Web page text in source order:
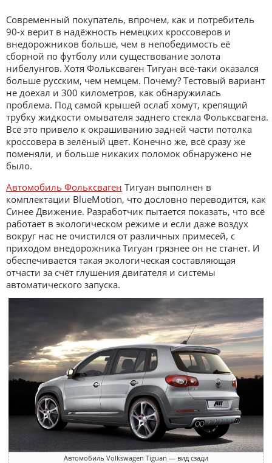
Современный покупатель, впрочем, как и потребитель
90-х верит в надёжность немецких кроссоверов и
внедорожников больше, чем в непобедимость её
сборной по футболу или существование золота
нибелунгов. Хотя Фольксваген Тигуан всё-таки оказался
больше русским, чем немцем. Почему? Тестовый вариант
не доехал и 300 километров, как обнаружилась
проблема. Под самой крышей ослаб хомут, крепящий
трубку жидкости омывателя заднего стекла Фольксвагена.
Всё это привело к окрашиванию задней части потолка
кроссовера в зелёный цвет. Конечно же, всё сразу же
поменяли, и больше никаких поломок обнаружено не
было.
Автомобиль Фольксваген Тигуан выполнен в
комплектации BlueMotion, что дословно переводится, как
Синее Движение. Разработчик пытается показать, что всё
работает в экологическом режиме и если даже воздух
вокруг нас не очистился от различных примесей, с
приходом внедорожника Тигуан грязнее он не станет. И
обеспечивается такая экологическая составляющая
отчасти за счёт глушения двигателя и системы
автоматического запуска.
Автомобиль Volkswagen Tiguan — вид сзади